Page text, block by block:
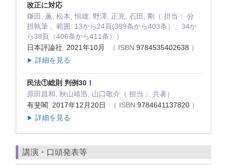
改正に対応
鎌田, 薫, 松本, 恒雄, 野澤, 正充, 石田, 剛（ 担当： 分
担執筆 , 範囲: 13から24頁(399条から403条）、34か
ら38頁（406条から411条））
日本評論社 2021年10月
（ ISBN:9784535402638 ）
▶ 詳細を見る
民法①総則 判例30！
原田昌和, 秋山靖浩, 山口敬介（ 担当： 共著）
有斐閣 2017年12月20日
（ ISBN:9784641137820 ）
▶ 詳細を見る
講演・口頭発表等